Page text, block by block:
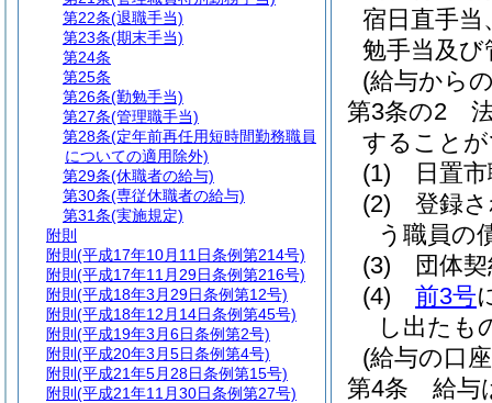
宿日直手当
勉手当及
(給与から
第3条の2
すること
(1)
日置
(2)
登録
う職員の
(3)
団体
(4)
前3号
し出たも
(給与の口
第4条
給与
第22条(退職手当)
第23条(期末手当)
第24条
第25条
第26条(勤勉手当)
第27条(管理職手当)
第28条(定年前再任用短時間勤務職員
についての適用除外)
第29条(休職者の給与)
第30条(専従休職者の給与)
第31条(実施規定)
附則
附則 (平成17年10月11日条例第214号)
附則 (平成17年11月29日条例第216号)
附則 (平成18年3月29日条例第12号)
附則 (平成18年12月14日条例第45号)
附則 (平成19年3月6日条例第2号)
附則 (平成20年3月5日条例第4号)
附則 (平成21年5月28日条例第15号)
附則 (平成21年11月30日条例第27号)